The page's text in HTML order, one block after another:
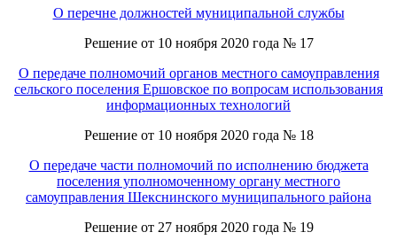
О перечне должностей муниципальной службы
Решение от 10 ноября 2020 года № 17
О передаче полномочий органов местного самоуправления
сельского поселения Ершовское по вопросам использования
информационных технологий
Решение от 10 ноября 2020 года № 18
О передаче части полномочий по исполнению бюджета
поселения уполномоченному органу местного
самоуправления Шекснинского муниципального района
Решение от 27 ноября 2020 года № 19